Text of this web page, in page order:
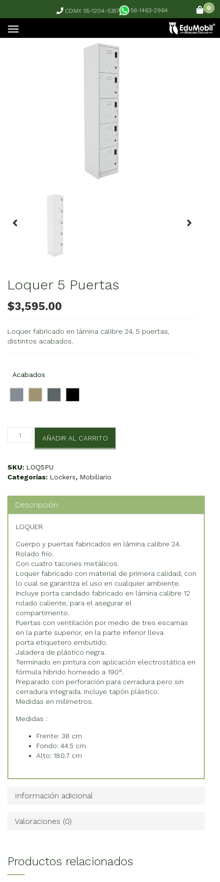
CDMX 55-1204-5357 56-1463-2964 0
Loquer 5 Puertas
$3,595.00
Loquer fabricado en lámina calibre 24, 5 puertas,
distintos acabados.
Acabados
Loquer
Puertas
AÑADIR AL CARRITO
SKU: LOQ5PU
Categorías: Lockers, Mobiliario
Descripción
LOQUER
Cuerpo y puertas fabricados en lámina calibre 24.
Rolado frío.
Con cuatro tacones metálicos.
Loquer fabricado con material de primera calidad, con
lo cual se garantiza el uso en cualquier ambiente.
Incluye porta candado fabricado en lámina calibre 12
rolado caliente, para el asegurar el
compartimento.
Puertas con ventilación por medio de tres escamas
en la parte superior, en la parte inferior lleva
porta etiquetero embutido.
Jaladera de plástico negra.
Terminado en pintura con aplicación electrostática en
fórmula híbrido horneado a 190°.
Preparado con perforación para cerradura pero sin
cerradura integrada. Incluye tapón plástico.
Medidas en milímetros.
Medidas :
Frente: 38 cm
Fondo: 44.5 cm
Alto: 180.7 cm
Información adicional
Valoraciones (0)
Productos relacionados